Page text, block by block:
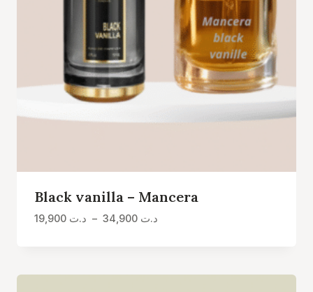
Black vanilla – Mancera
د.ت 19,900 – د.ت 34,900
Plage